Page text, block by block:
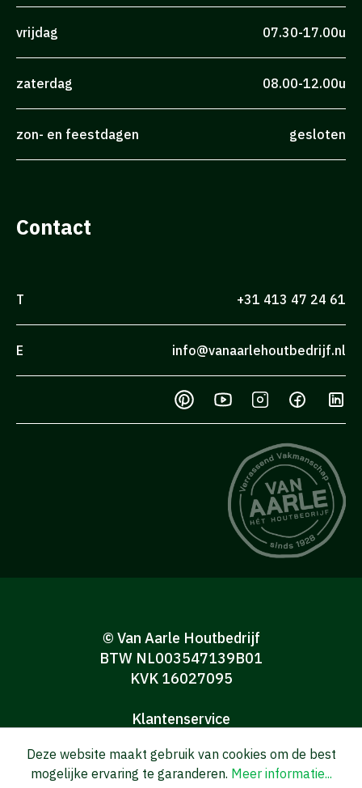
vrijdag 07.30-17.00u
zaterdag 08.00-12.00u
zon- en feestdagen gesloten
Contact
T +31 413 47 24 61
E info@vanaarlehoutbedrijf.nl
© Van Aarle Houtbedrijf
BTW NL003547139B01
KVK 16027095
Klantenservice
Algemene voorwaarden Consumenten
Deze website maakt gebruik van cookies om de best
mogelijke ervaring te garanderen. Meer informatie...